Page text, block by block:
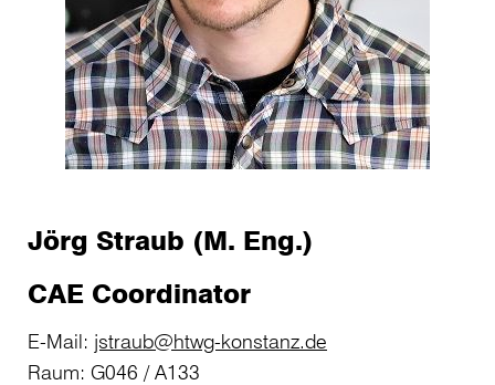
Jörg Straub (M. Eng.)
CAE Coordinator
E-Mail: jstraub@htwg-konstanz.de
Raum: G046 / A133